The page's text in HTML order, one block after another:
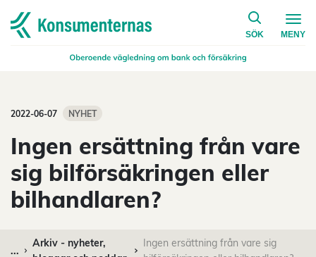
Navigera till startsidan
SÖK
på
MENY
2022-06-07 NYHET
Ingen ersättning från vare
sig bilförsäkringen eller
bilhandlaren?
...
Arkiv - nyheter,
Ingen ersättning från vare sig